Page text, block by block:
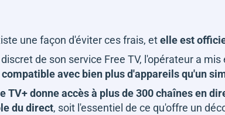
une façon d'éviter ces frais, etelle est
de son service Free TV, l'opérateur a mis
compatible avec bien plus d'appareils qu'un
TV+ donne accès à plus de 300 chaînes en
du direct, soit l'essentiel de ce qu'offre un